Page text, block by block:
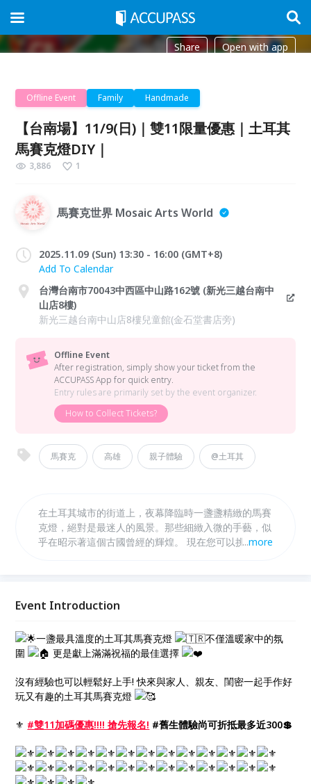
Share Open with app
Offline Event Family Handmade
【台南場】11/9(日)｜雙11限量優惠｜土耳其
馬賽克燈DIY｜
3,886 1
馬賽克世界 Mosaic Arts World
2025.11.09 (Sun) 13:30 - 16:00 (GMT+8)
Add To Calendar
台灣台南市70043中西區中山路162號 (新光三越台南中
山店8樓)
新光三越台南中山店8樓兒童館(金石堂書店旁)
Offline Event
After registration, simply show your ticket from the
ACCUPASS App for quick entry.
Entry rules are primarily set by the event organizer.
How to Collect Tickets?
馬賽克 高雄 親子體驗 @土耳其
在土耳其城市的街道上，夜幕降臨時一盞盞精緻的馬賽
克燈，絕對是最迷人的風景。那些細緻入微的手藝，似
乎在昭示著這個古國曾經的輝煌。 現在您可以挑選符
吧！
...more
Event Introduction
一盞最具溫度的土耳其馬賽克燈
不僅溫暖家中的氛
圍
更是獻上滿滿祝福的最佳選擇
沒有經驗也可以輕鬆好上手! 快來與家人、親友、閨密一起手作好
玩又有趣的土耳其馬賽克燈
⚜️ #雙11加碼優惠!!!! 搶先報名! #舊生體驗尚可折抵最多近300💲